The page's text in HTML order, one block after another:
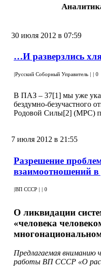
30 июля 2012 в 07:59
…И разверзлись
|Русский Соборный Управитель | | 0
В ПАЗ – 37[1] мы уже
бездумно-безучастного
Родовой Силы[2] (МРС)
7 июля 2012 в 21:55
Разрешение
взаимоотношений
|ВП СССР | | 0
О ликвидации
«человека
Предлагаемая вниманию
работы ВП СССР «О